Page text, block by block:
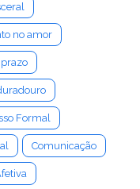
no amor
Formal
Comunicação